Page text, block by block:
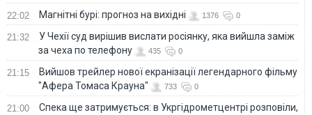
22:02 Магнітні бурі: прогноз на вихідні 1376 0
21:32
У Чехії суд вирішив вислати росіянку, яка вийшла заміж
за чеха по телефону
435 0
21:15
Вийшов трейлер нової екранізації легендарного фільму
"Афера Томаса Крауна"
733 0
21:00
Спека ще затримується: в Укргідрометцентрі розповіли,